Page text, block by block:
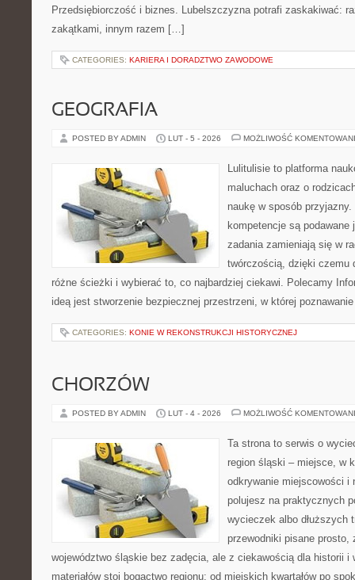
Przedsiębiorczość i biznes. Lubelszczyzna potrafi zaskakiwać:
zakątkami, innym razem […]
CATEGORIES: KARIERA I DORADZTWO ZAWODOWE
GEOGRAFIA
POSTED BY ADMIN LUT - 5 - 2026 MOŻLIWOŚĆ
Lulitulisie to platforma
maluchach oraz o
naukę w sposób
kompetencje są
zadania zamieniają się w
twórczością, dzięki czemu
różne ścieżki i wybierać to, co najbardziej ciekawi. Polecamy
ideą jest stworzenie bezpiecznej przestrzeni, w której
CATEGORIES: KONIE W REKONSTRUKCJI HISTORYCZNEJ
CHORZÓW
POSTED BY ADMIN LUT - 4 - 2026 MOŻLIWOŚĆ
Ta strona to serwis o
region śląski – miejsce, w
odkrywanie miejscowości i
polujesz na praktycznych
wycieczek albo dłuższych
przewodniki pisane prosto,
województwo śląskie bez zadęcia, ale z ciekawością dla historii i
materiałów stoi bogactwo regionu: od miejskich kwartałów po